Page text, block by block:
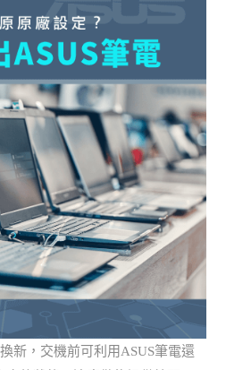
新，交機前可利用ASUS筆電還